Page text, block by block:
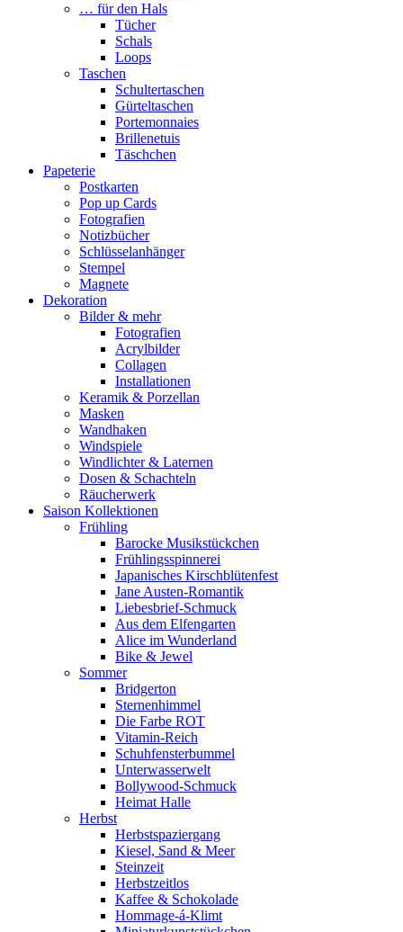
… für den Hals
Tücher
Schals
Loops
Taschen
Schultertaschen
Gürteltaschen
Portemonnaies
Brillenetuis
Täschchen
Papeterie
Postkarten
Pop up Cards
Fotografien
Notizbücher
Schlüsselanhänger
Stempel
Magnete
Dekoration
Bilder & mehr
Fotografien
Acrylbilder
Collagen
Installationen
Keramik & Porzellan
Masken
Wandhaken
Windspiele
Windlichter & Laternen
Dosen & Schachteln
Räucherwerk
Saison Kollektionen
Frühling
Barocke Musikstückchen
Frühlingsspinnerei
Japanisches Kirschblütenfest
Jane Austen-Romantik
Liebesbrief-Schmuck
Aus dem Elfengarten
Alice im Wunderland
Bike & Jewel
Sommer
Bridgerton
Sternenhimmel
Die Farbe ROT
Vitamin-Reich
Schuhfensterbummel
Unterwasserwelt
Bollywood-Schmuck
Heimat Halle
Herbst
Herbstspaziergang
Kiesel, Sand & Meer
Steinzeit
Herbstzeitlos
Kaffee & Schokolade
Hommage-á-Klimt